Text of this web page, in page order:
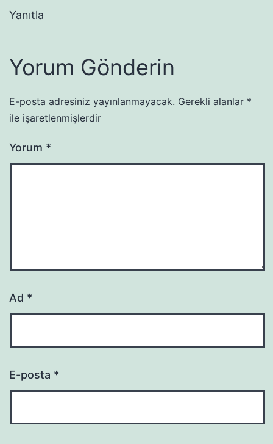
Yanıtla
Yorum Gönderin
E-posta adresiniz yayınlanmayacak. Gerekli alanlar *
ile işaretlenmişlerdir
Yorum *
Ad *
E-posta *